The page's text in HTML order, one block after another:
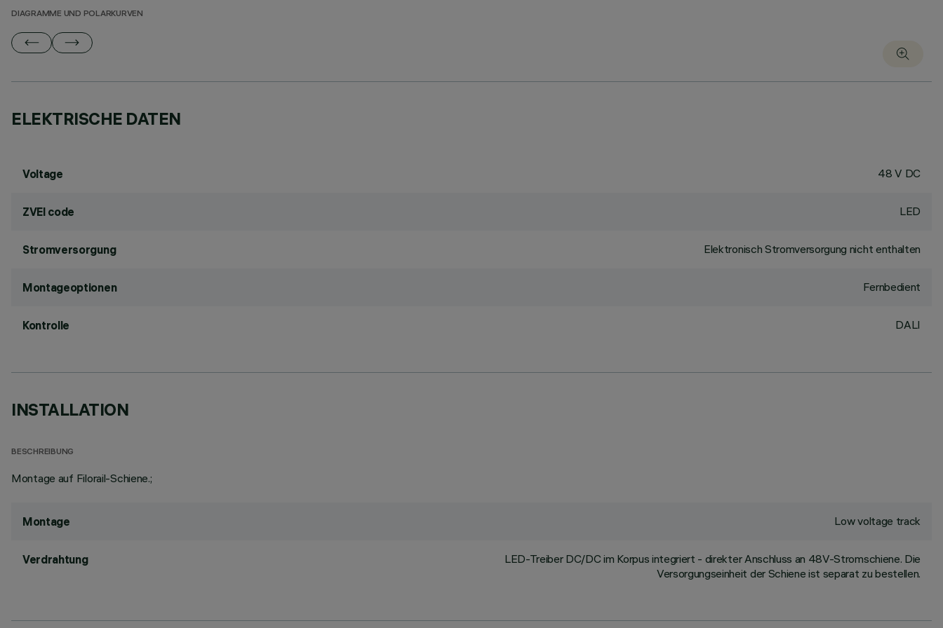
DIAGRAMME UND POLARKURVEN
ELEKTRISCHE DATEN
Voltage 48 V DC
ZVEI code LED
Stromversorgung Elektronisch Stromversorgung nicht enthalten
Montageoptionen Fernbedient
Kontrolle DALI
INSTALLATION
BESCHREIBUNG
Montage auf Filorail-Schiene.;
Montage Low voltage track
Verdrahtung
LED-Treiber DC/DC im Korpus integriert - direkter Anschluss an 48V-Stromschiene. Die
Versorgungseinheit der Schiene ist separat zu bestellen.